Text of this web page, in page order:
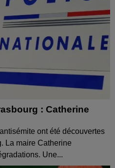
: Catherine
ont été découvertes
La maire Catherine
Une...